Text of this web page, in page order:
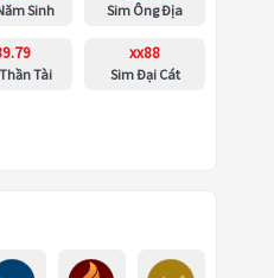
Sinh Sim Ông Địa
Tài
xx88
Sim Đại Cát